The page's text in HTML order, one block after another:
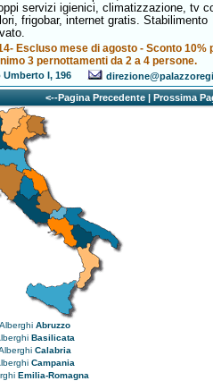
servizi igienici, climatizzazione, tv
frigobar, internet gratis. Stabilimento
Escluso mese di agosto - Sconto 10%
3 pernottamenti da 2 a 4 persone.
I, 196
<--Pagina Precedente|Prossima
Alberghi Abruzzo
Basilicata
Calabria
Campania
Emilia-Romagna